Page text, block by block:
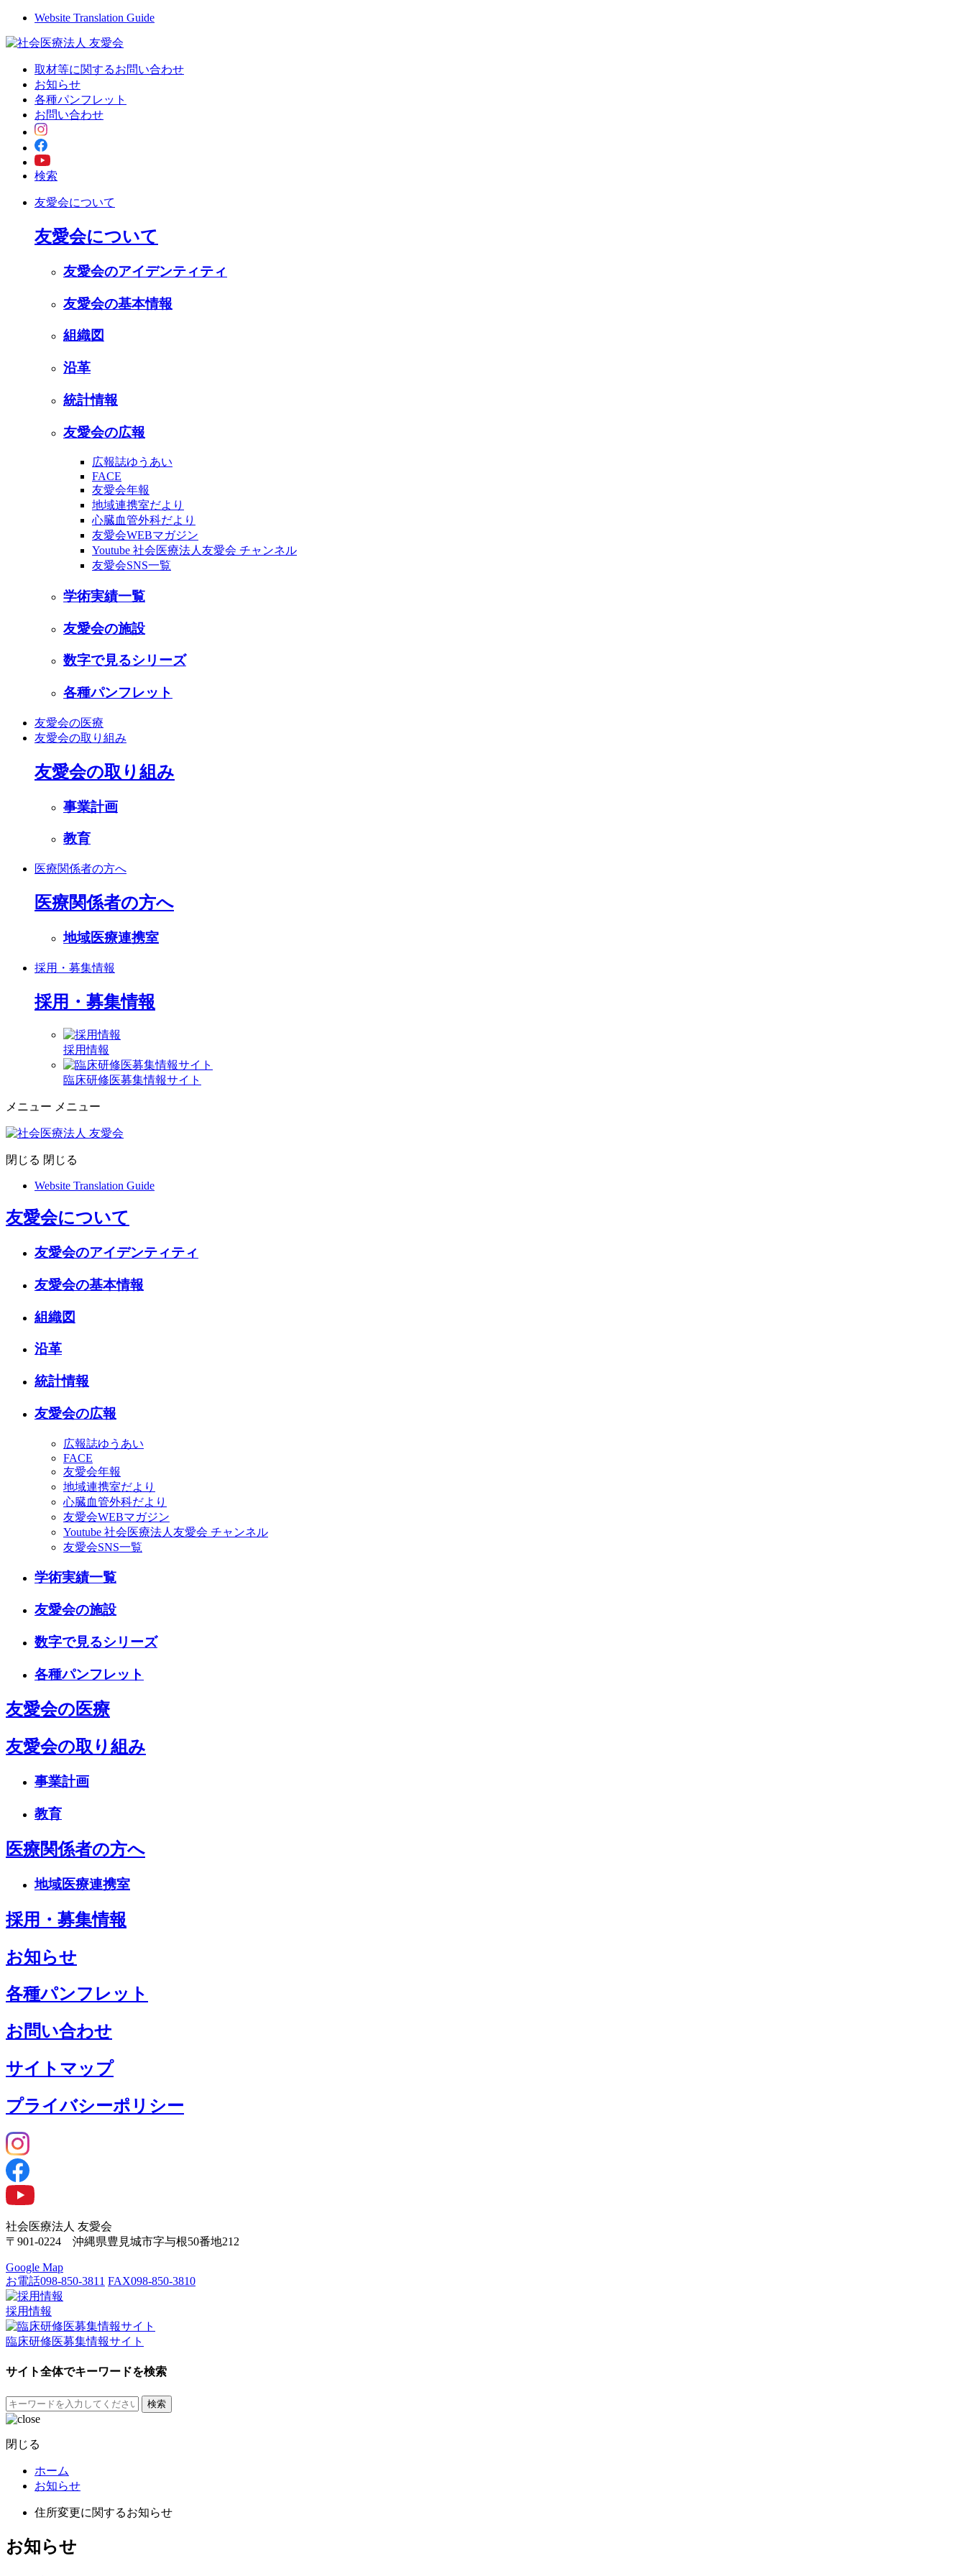
Website Translation Guide
取材等に関するお問い合わせ
お知らせ
各種パンフレット
お問い合わせ
検索
友愛会について
友愛会について
友愛会のアイデンティティ
友愛会の基本情報
組織図
沿革
統計情報
友愛会の広報
広報誌ゆうあい
FACE
友愛会年報
地域連携室だより
心臓血管外科だより
友愛会WEBマガジン
Youtube 社会医療法人友愛会 チャンネル
友愛会SNS一覧
学術実績一覧
友愛会の施設
数字で見るシリーズ
各種パンフレット
友愛会の医療
友愛会の取り組み
友愛会の取り組み
事業計画
教育
医療関係者の方へ
医療関係者の方へ
地域医療連携室
採用・募集情報
採用・募集情報
採用情報
臨床研修医募集情報サイト
メニュー メニュー
閉じる 閉じる
Website Translation Guide
友愛会について
友愛会のアイデンティティ
友愛会の基本情報
組織図
沿革
統計情報
友愛会の広報
広報誌ゆうあい
FACE
友愛会年報
地域連携室だより
心臓血管外科だより
友愛会WEBマガジン
Youtube 社会医療法人友愛会 チャンネル
友愛会SNS一覧
学術実績一覧
友愛会の施設
数字で見るシリーズ
各種パンフレット
友愛会の医療
友愛会の取り組み
事業計画
教育
医療関係者の方へ
地域医療連携室
採用・募集情報
お知らせ
各種パンフレット
お問い合わせ
サイトマップ
プライバシーポリシー
社会医療法人 友愛会
〒901-0224 沖縄県豊見城市字与根50番地212
Google Map
お電話098-850-3811 FAX098-850-3810
採用情報
臨床研修医募集情報サイト
サイト全体でキーワードを検索
検索
閉じる
ホーム
お知らせ
住所変更に関するお知らせ
お知らせ